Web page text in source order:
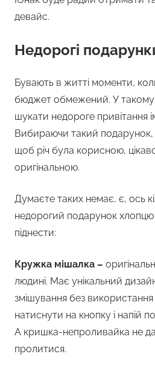
девайс.
Недорогі
Бувають в житті моменти,
бюджет обмежений. У такому
шукати недороге привітання
Вибираючи такий подарунок,
щоб річ була корисною,
оригінальною.
Думаєте таких немає, є, ось
недорогий подарунок
піднести:
Кружка мішалка –
людині. Має унікальний
змішування без
натиснути на кнопку і напій
А кришка-непроливайка не
пролитися.